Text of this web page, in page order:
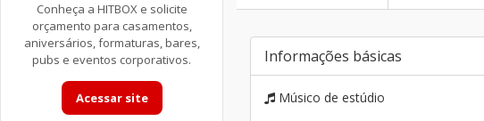
Conheça a HITBOX e solicite
orçamento para casamentos,
aniversários, formaturas, bares,
pubs e eventos corporativos.
Acessar site
Informações básicas
Músico de estúdio